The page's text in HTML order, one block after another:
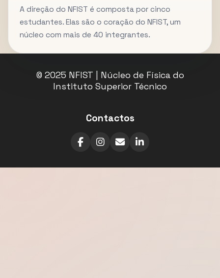
A direção do NFIST é composta por cinco
estudantes. Elas são o coração do NFIST, um
núcleo com mais de 40 integrantes.
© 2025 NFIST | Núcleo de Física do
Instituto Superior Técnico
Contactos